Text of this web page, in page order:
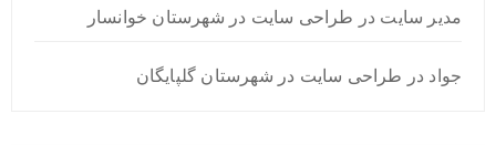
مدیر سایت در طراحی سایت در شهرستان خوانسار
جواد در طراحی سایت در شهرستان گلپایگان